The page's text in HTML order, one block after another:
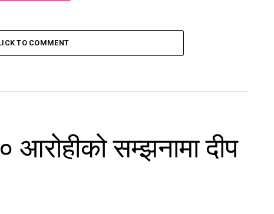
TO COMMENT
आरोहीको सम्झनामा दीप